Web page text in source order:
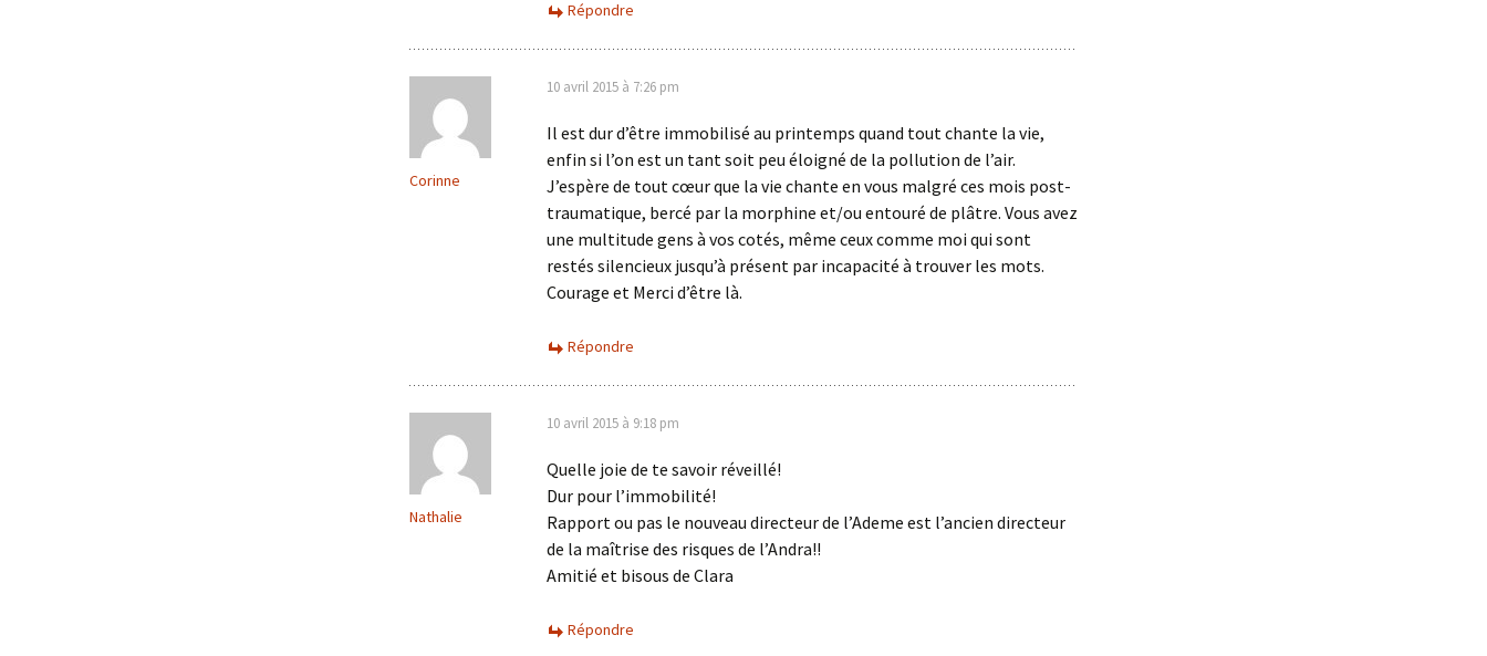
Répondre
Corinne
10 avril 2015 à 7:26 pm
Il est dur d’être immobilisé au printemps quand tout chante la vie,
enfin si l’on est un tant soit peu éloigné de la pollution de l’air.
J’espère de tout cœur que la vie chante en vous malgré ces mois post-
traumatique, bercé par la morphine et/ou entouré de plâtre. Vous avez
une multitude gens à vos cotés, même ceux comme moi qui sont
restés silencieux jusqu’à présent par incapacité à trouver les mots.
Courage et Merci d’être là.
Répondre
Nathalie
10 avril 2015 à 9:18 pm
Quelle joie de te savoir réveillé!
Dur pour l’immobilité!
Rapport ou pas le nouveau directeur de l’Ademe est l’ancien directeur
de la maîtrise des risques de l’Andra!!
Amitié et bisous de Clara
Répondre